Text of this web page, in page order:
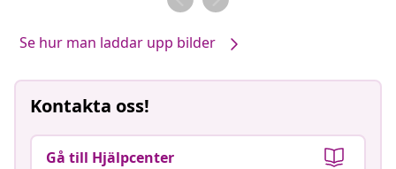
Se hur man laddar upp bilder
Kontakta oss!
Gå till Hjälpcenter